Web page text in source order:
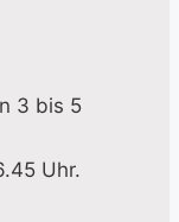
3 bis 5
Uhr.